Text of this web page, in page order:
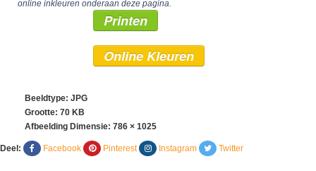
online inkleuren onderaan deze pagina.
Printen
Online Kleuren
Beeldtype: JPG
Grootte: 70 KB
Afbeelding Dimensie: 786 × 1025
Deel: Facebook Pinterest Instagram Twitter